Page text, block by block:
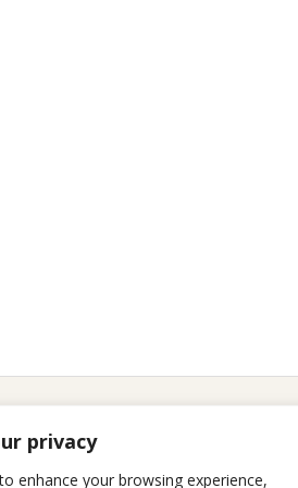
privacy
enhance your browsing experience,